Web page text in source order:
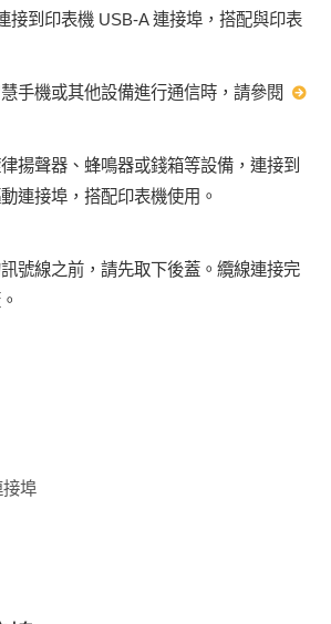
接到印表機 USB-A 連接埠，搭配與印表
手機或其他設備進行通信時，請參閱
揚聲器、蜂鳴器或錢箱等設備，連接到
連接埠，搭配印表機使用。
號線之前，請先取下後蓋。纜線連接完
埠